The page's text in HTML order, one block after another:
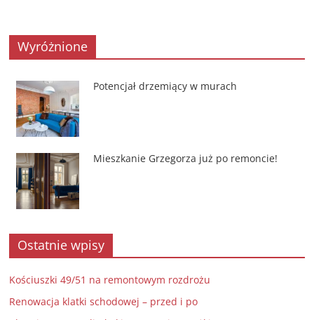
Wyróżnione
Potencjał drzemiący w murach
Mieszkanie Grzegorza już po remoncie!
Ostatnie wpisy
Kościuszki 49/51 na remontowym rozdrożu
Renowacja klatki schodowej – przed i po